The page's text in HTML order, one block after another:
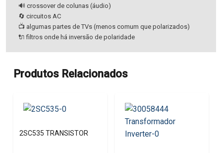
🔊 crossover de colunas (áudio)
🔄 circuitos AC
📺 algumas partes de TVs (menos comum que polarizados)
🔌 filtros onde há inversão de polaridade
Produtos Relacionados
2SC535 TRANSISTOR